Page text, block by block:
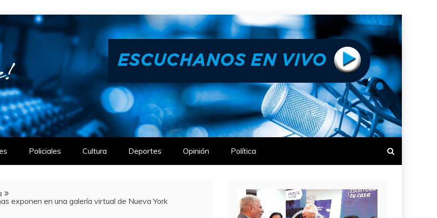
Policiales Cultura Deportes Opinión Política
exponen en una galería virtual de Nueva York
Reproductor
de